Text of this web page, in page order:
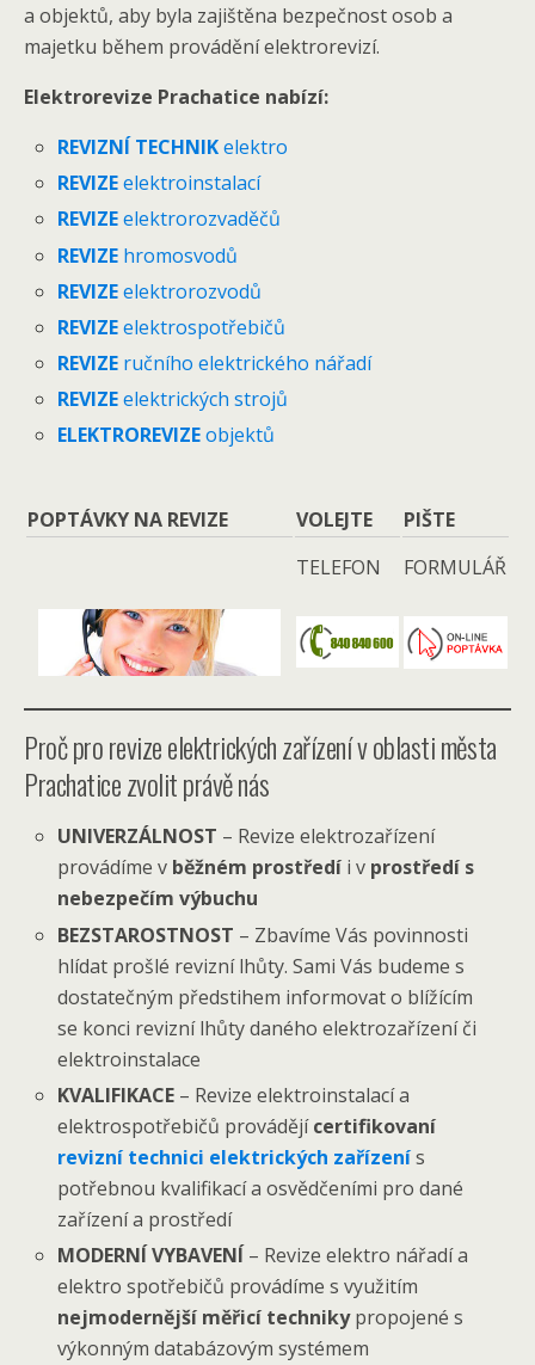
a objektů, aby byla zajištěna bezpečnost osob a
majetku během provádění elektrorevizí.
Elektrorevize Prachatice nabízí:
REVIZNÍ TECHNIKelektro
REVIZEelektroinstalací
REVIZEelektrorozvaděčů
REVIZE hromosvodů
REVIZEelektrorozvodů
REVIZEelektrospotřebičů
REVIZE ručního elektrického nářadí
REVIZEelektrických strojů
ELEKTROREVIZEobjektů
POPTÁVKY NA REVIZE VOLEJTE
PIŠTE
TELEFON
FORMULÁŘ
Proč pro revize elektrických zařízení v oblasti města
Prachatice zvolit právě nás
UNIVERZÁLNOST – Revize elektrozařízení
provádíme v běžném prostředí i v prostředí s
nebezpečím výbuchu
BEZSTAROSTNOST – Zbavíme Vás povinnosti
hlídat prošlé revizní lhůty. Sami Vás budeme s
dostatečným předstihem informovat o blížícím
se konci revizní lhůty daného elektrozařízení či
elektroinstalace
KVALIFIKACE – Revize elektroinstalací a
elektrospotřebičů provádějícertifikovaní
revizní technici elektrických zařízenís
potřebnou kvalifikací a osvědčeními pro dané
zařízení a prostředí
MODERNÍ VYBAVENÍ – Revize elektro nářadí a
elektro spotřebičů provádíme s využitím
nejmodernější měřicí technikypropojené s
výkonným databázovým systémem